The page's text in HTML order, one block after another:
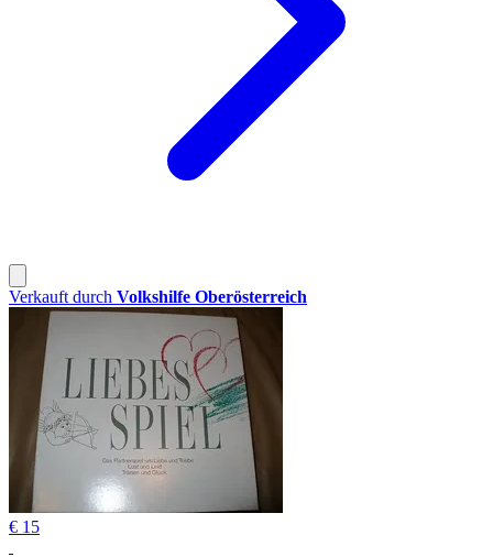
Verkauft durch Volkshilfe Oberösterreich
€ 15